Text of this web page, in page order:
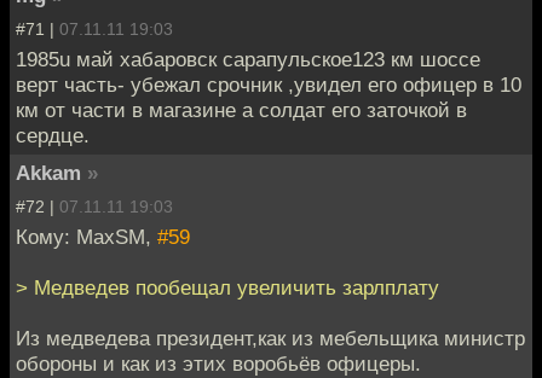
#71 | 07.11.11 19:03
1985u май хабаровск сарапульское123 км шоссе
верт часть- убежал срочник ,увидел его офицер в 10
км от части в магазине а солдат его заточкой в
сердце.
Akkam »
#72 | 07.11.11 19:03
Кому: MaxSM, #59
> Медведев пообещал увеличить зарлплату
Из медведева президент,как из мебельщика министр
обороны и как из этих воробьёв офицеры.